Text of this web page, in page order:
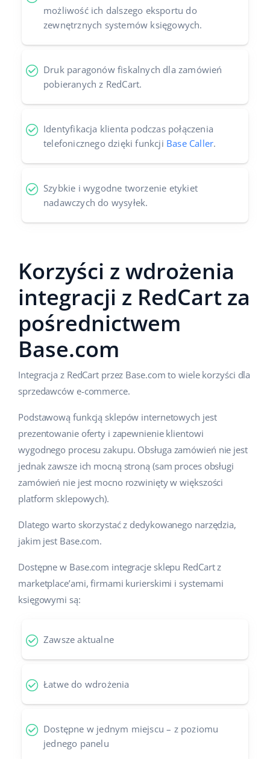
możliwość ich dalszego eksportu do
zewnętrznych systemów księgowych.
Druk paragonów fiskalnych dla zamówień
pobieranych z RedCart.
Identyfikacja klienta podczas połączenia
telefonicznego dzięki funkcji Base Caller.
Szybkie i wygodne tworzenie etykiet
nadawczych do wysyłek.
Korzyści z wdrożenia
integracji z RedCart za
pośrednictwem
Base.com
Integracja z RedCart przez Base.com to wiele korzyści dla
sprzedawców e-commerce.
Podstawową funkcją sklepów internetowych jest
prezentowanie oferty i zapewnienie klientowi
wygodnego procesu zakupu. Obsługa zamówień nie jest
jednak zawsze ich mocną stroną (sam proces obsługi
zamówień nie jest mocno rozwinięty w większości
platform sklepowych).
Dlatego warto skorzystać z dedykowanego narzędzia,
jakim jest Base.com.
Dostępne w Base.com integracje sklepu RedCart z
marketplace’ami, firmami kurierskimi i systemami
księgowymi są:
Zawsze aktualne
Łatwe do wdrożenia
Dostępne w jednym miejscu – z poziomu
jednego panelu